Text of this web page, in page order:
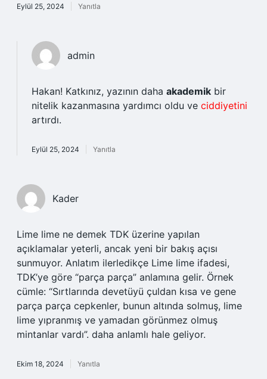
Eylül 25, 2024 Yanıtla
admin
Hakan! Katkınız, yazının daha akademik bir
nitelik kazanmasına yardımcı oldu ve ciddiyetini
artırdı.
Eylül 25, 2024 Yanıtla
Kader
Lime lime ne demek TDK üzerine yapılan
açıklamalar yeterli, ancak yeni bir bakış açısı
sunmuyor. Anlatım ilerledikçe Lime lime ifadesi,
TDK’ye göre “parça parça” anlamına gelir. Örnek
cümle: “Sırtlarında devetüyü çuldan kısa ve gene
parça parça cepkenler, bunun altında solmuş, lime
lime yıpranmış ve yamadan görünmez olmuş
mintanlar vardı”. daha anlamlı hale geliyor.
Ekim 18, 2024 Yanıtla